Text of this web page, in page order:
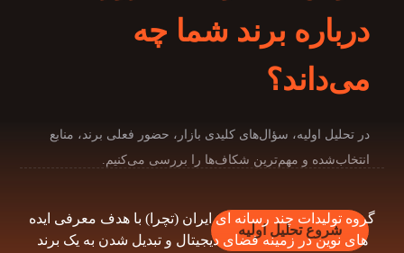
درباره برند شما چه
می‌داند؟
در تحلیل اولیه، سؤال‌های کلیدی بازار، حضور فعلی برند، منابع
انتخاب‌شده و مهم‌ترین شکاف‌ها را بررسی می‌کنیم.
شروع تحلیل اولیه
گروه توليدات چند رسانه اى ايران (تچرا) با هدف معرفى ايده
هاى نوين در زمينه فضاى ديجيتال و تبديل شدن به يک برند